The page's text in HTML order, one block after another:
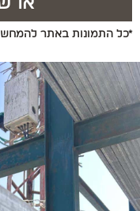
*כל התמונות באתר